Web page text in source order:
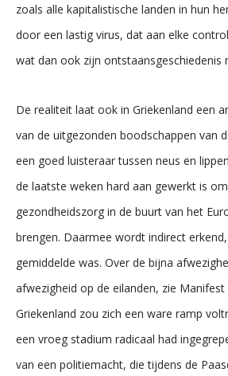
zoals alle kapitalistische landen in hun
door een lastig virus, dat aan elke
wat dan ook zijn ontstaansgeschiedenis
De realiteit laat ook in Griekenland een
van de uitgezonden boodschappen van
een goed luisteraar tussen neus en
de laatste weken hard aan gewerkt is
gezondheidszorg in de buurt van het
brengen. Daarmee wordt indirect
gemiddelde was. Over de bijna
afwezigheid op de eilanden, zie
Griekenland zou zich een ware ramp
een vroeg stadium radicaal had
van een politiemacht, die tijdens de